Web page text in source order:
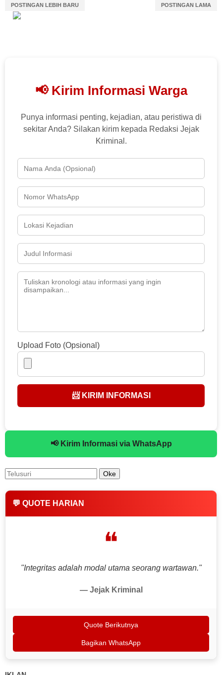
POSTINGAN LEBIH BARU POSTINGAN LAMA
📢 Kirim Informasi Warga
Punya informasi penting, kejadian, atau peristiwa di
sekitar Anda? Silakan kirim kepada Redaksi Jejak
Kriminal.
Upload Foto (Opsional)
📨 KIRIM INFORMASI
📢 Kirim Informasi via WhatsApp
💬 QUOTE HARIAN
❝
"Integritas adalah modal utama seorang wartawan."
— Jejak Kriminal
Quote Berikutnya
Bagikan WhatsApp